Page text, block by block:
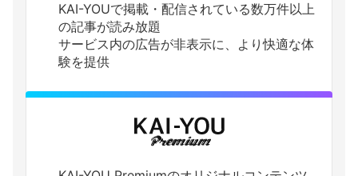
KAI-YOUで掲載・配信されている数万件以上
の記事が読み放題
サービス内の広告が非表示に、より快適な体
験を提供